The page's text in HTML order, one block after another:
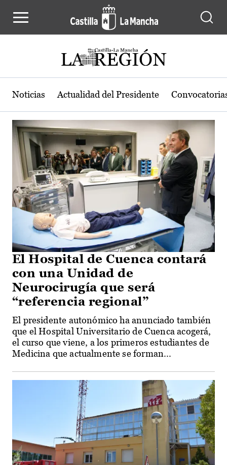
Actualidad de la región de Castilla-
Noticias Actualidad del Presidente
El Hospital de Cuenca contará
con una Unidad de
Neurocirugía que será
“referencia regional”
El presidente autonómico ha anunciado también
que el Hospital Universitario de Cuenca acogerá,
el curso que viene, a los primeros estudiantes de
Medicina que actualmente se forman...